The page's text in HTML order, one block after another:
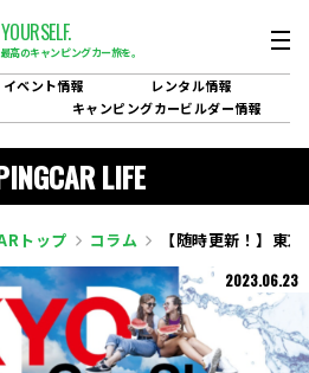
最高のキャンピングカー旅を。
イベント情報 レンタル情報
キャンピングカービルダー情報
LIFE
トップ コラム 【随時更新！】東
2023.06.23